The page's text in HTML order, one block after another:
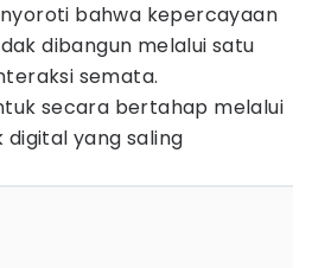
bahwa kepercayaan
dibangun melalui satu
semata.
secara bertahap melalui
yang saling